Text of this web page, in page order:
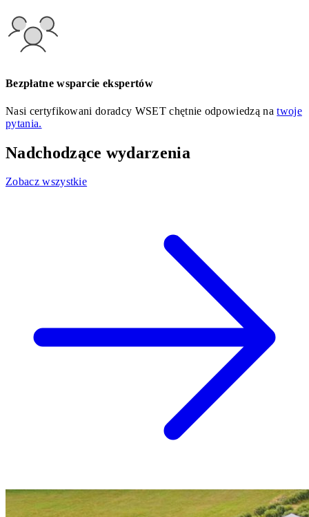
Bezpłatne wsparcie ekspertów
Nasi certyfikowani doradcy WSET chętnie odpowiedzą natwoje
pytania.
Nadchodzące wydarzenia
Zobacz wszystkie